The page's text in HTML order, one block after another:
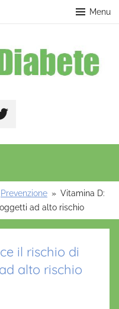
Menu
Prevenzione
Vitamina D:
ad alto rischio
il rischio di
alto rischio